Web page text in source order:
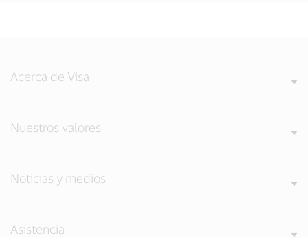
Acerca de Visa
Nuestros valores
Noticias y medios
Asistencia